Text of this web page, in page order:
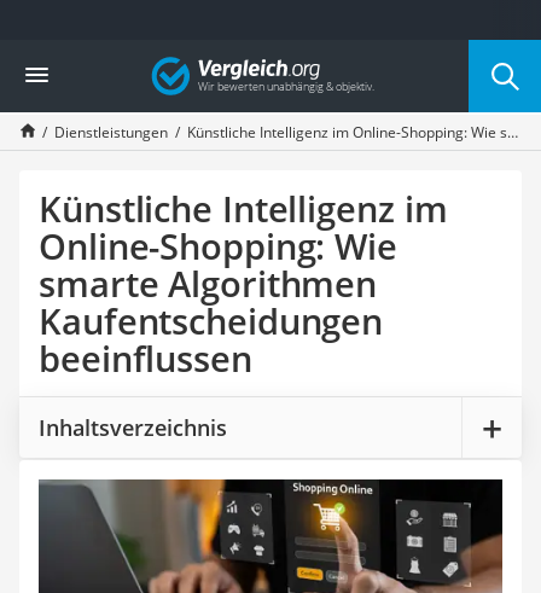
Die beliebtesten Vergleiche nach Kategorie
Service
Cannabissamen kaufen
Bücher verkaufen
Online-Apotheke
Cannabis-Rezept
Auto-Abo
T-Shirt bedrucken
Goldankauf
Singlereisen
Wassertest
Handyversicherung
Online-Druckerei
Münzhändler
Auto verkaufen
Strom und Gas (Kombitarif)
Elektronische Schließanlage
Vergleich
Dienstleistungen Künstliche Intelligenz im Online-Shopping: Wie smarte Algorithmen Kaufentscheidungen beeinflussen
Künstliche Intelligenz im
Online-Shopping: Wie
smarte Algorithmen
Kaufentscheidungen
beeinflussen
Inhaltsverzeichnis